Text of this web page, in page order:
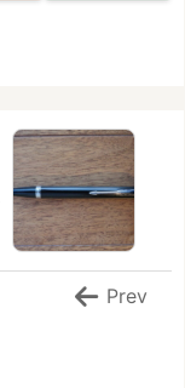
Prev